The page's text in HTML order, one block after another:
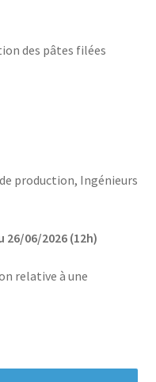
des pâtes filées
production, Ingénieurs
26/06/2026 (12h)
relative à une